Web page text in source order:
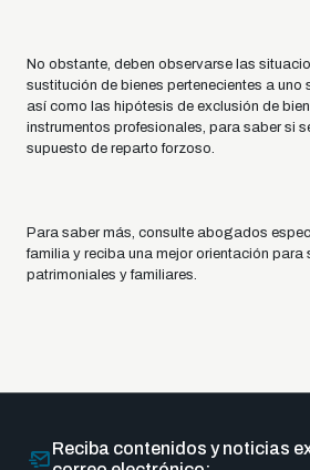
No obstante, deben observarse las
sustitución de bienes pertenecientes a uno
así como las hipótesis de exclusión de
instrumentos profesionales, para saber si
supuesto de reparto forzoso.
Para saber más, consulte abogados
familia y reciba una mejor orientación para
patrimoniales y familiares.
Reciba contenidos y noticias